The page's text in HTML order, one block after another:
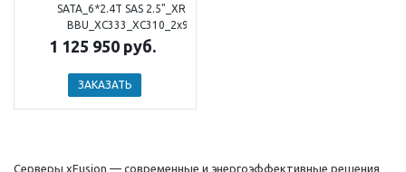
SATA_6*2.4T SAS 2.5"_XR450-2G
BBU_XC333_XC310_2x900W
1 125 950 руб.
ЗАКАЗАТЬ
Серверы xFusion — современные и энергоэффективные решения